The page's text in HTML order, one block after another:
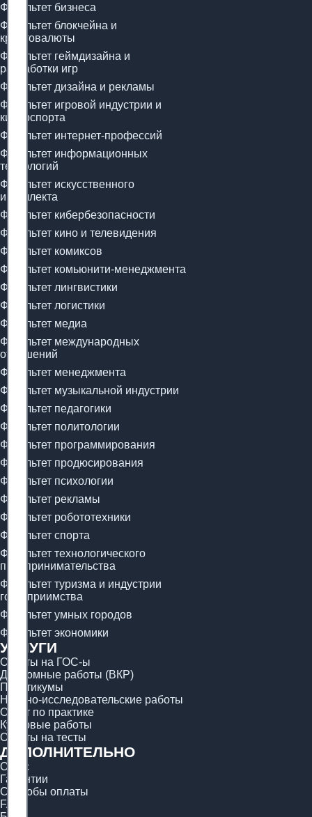
Факультет бизнеса
Факультет блокчейна и
криптовалюты
Факультет геймдизайна и
разработки игр
Факультет дизайна и рекламы
Факультет игровой индустрии и
киберспорта
Факультет интернет-профессий
Факультет информационных
технологий
Факультет искусственного
интеллекта
Факультет кибербезопасности
Факультет кино и телевидения
Факультет комиксов
Факультет комьюнити-менеджмента
Факультет лингвистики
Факультет логистики
Факультет медиа
Факультет международных
отношений
Факультет менеджмента
Факультет музыкальной индустрии
Факультет педагогики
Факультет политологии
Факультет программирования
Факультет продюсирования
Факультет психологии
Факультет рекламы
Факультет робототехники
Факультет спорта
Факультет технологического
предпринимательства
Факультет туризма и индустрии
гостеприимства
Факультет умных городов
Факультет экономики
УСЛУГИ
Ответы на ГОС-ы
Дипломные работы (ВКР)
Практикумы
Научно-исследовательские работы
Отчёт по практике
Курсовые работы
Ответы на тесты
ДОПОЛНИТЕЛЬНО
О нас
Гарантии
Способы оплаты
FAQ